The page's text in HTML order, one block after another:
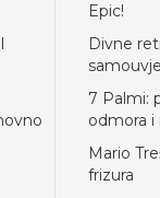
Epic!
Divne
7 Palmi:
odmora i
Mario
frizura